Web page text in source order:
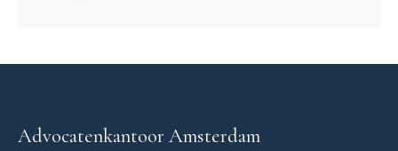
Advocatenkantoor Amsterdam